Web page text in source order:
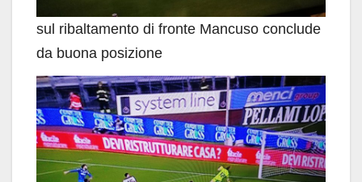
sul ribaltamento di fronte Mancuso conclude
da buona posizione